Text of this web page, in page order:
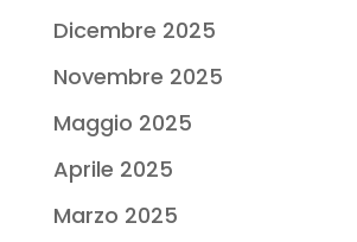
Dicembre 2025
Novembre 2025
Maggio 2025
Aprile 2025
Marzo 2025